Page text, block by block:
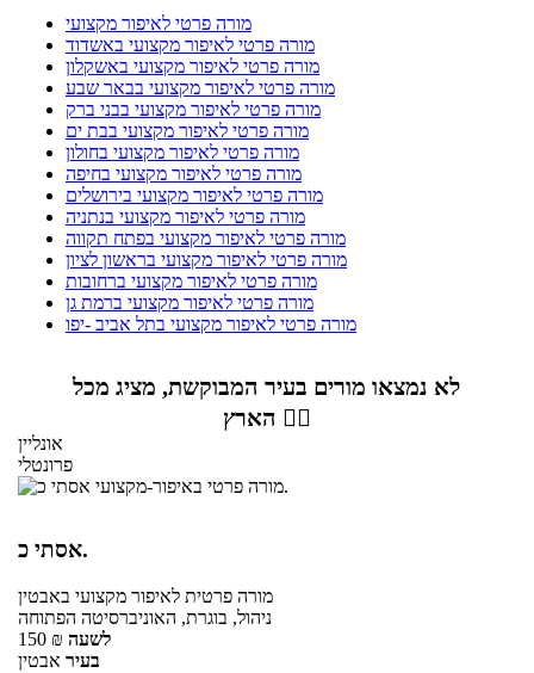
מורה פרטי לאיפור מקצועי
מורה פרטי לאיפור מקצועי באשדוד
מורה פרטי לאיפור מקצועי באשקלון
מורה פרטי לאיפור מקצועי בבאר שבע
מורה פרטי לאיפור מקצועי בבני ברק
מורה פרטי לאיפור מקצועי בבת ים
מורה פרטי לאיפור מקצועי בחולון
מורה פרטי לאיפור מקצועי בחיפה
מורה פרטי לאיפור מקצועי בירושלים
מורה פרטי לאיפור מקצועי בנתניה
מורה פרטי לאיפור מקצועי בפתח תקווה
מורה פרטי לאיפור מקצועי בראשון לציון
מורה פרטי לאיפור מקצועי ברחובות
מורה פרטי לאיפור מקצועי ברמת גן
מורה פרטי לאיפור מקצועי בתל אביב -יפו
לא נמצאו מורים בעיר המבוקשת, מציג מכל
הארץ 👇🏼
אונליין
פרונטלי
אסתי כ.
מורה פרטית לאיפור מקצועי באבטין
ניהול, בוגרת, האוניברסיטה הפתוחה
150 ₪ לשעה
בעיר אבטין